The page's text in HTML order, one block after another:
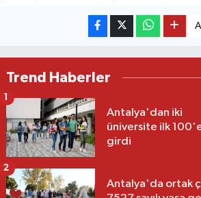
Trend Haberler
Antalya'dan iki
üniversite ilk
girdi
1
Antalya'da ortak
2